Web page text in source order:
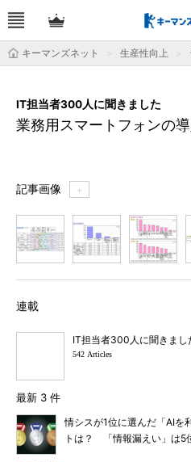
キーマンズネット 生産性向上
業務用スマートフォンの
IT担当者300人に聞きました
記事画像 ＋
連載
IT担当者300人に聞きまし
542 Articles
最新 3 件
情シスが1位に選んだ「AIを
トは？ 「情報漏えい」は5